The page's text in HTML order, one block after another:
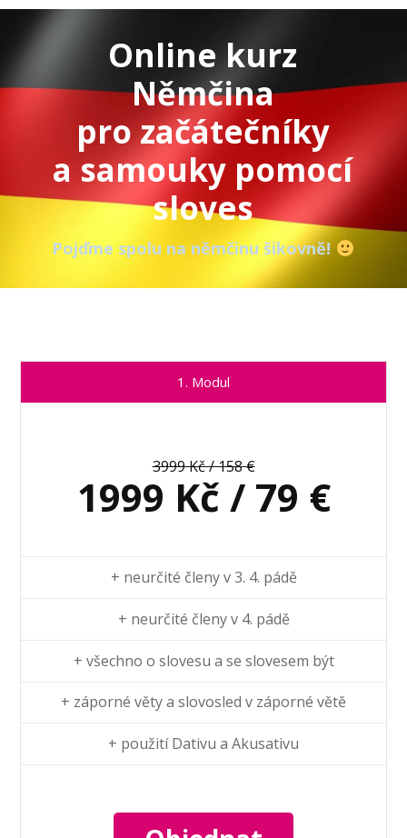
Online kurz
Němčina
pro začátečníky
a samouky pomocí
sloves
Pojďme spolu na němčinu šikovně!
1. Modul
3999 Kč / 158 €
1999 Kč / 79 €
+ neurčité členy v 3. 4. pádě
+ neurčité členy v 4. pádě
+ všechno o slovesu a se slovesem být
+ záporné věty a slovosled v záporné větě
+ použití Dativu a Akusativu